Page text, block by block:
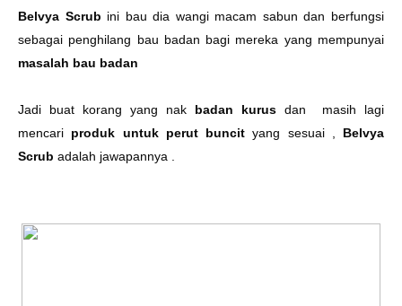
Belvya Scrub ini bau dia wangi macam sabun dan berfungsi
sebagai penghilang bau badan bagi mereka yang mempunyai
masalah bau badan
Jadi buat korang yang nak badan kurus dan
masih lagi
mencari produk untuk perut buncit yang sesuai , Belvya
Scrub adalah jawapannya .